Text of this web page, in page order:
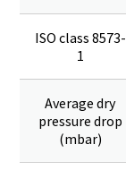
ISO class 8573-
1
Average dry
pressure drop
(mbar)